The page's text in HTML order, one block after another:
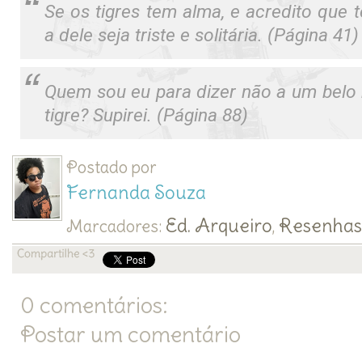
Se os tigres tem alma, e acredito que
a dele seja triste e solitária. (Página 41)
Quem sou eu para dizer não a um
tigre? Supirei. (Página 88)
Postado por
Fernanda Souza
Marcadores: Ed. Arqueiro, Resenhas
0 comentários:
Postar um comentário